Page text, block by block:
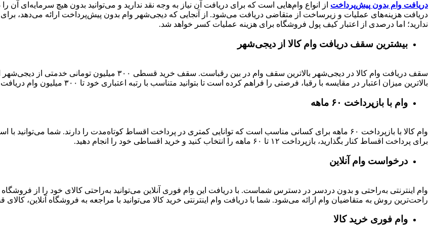
دریافت وام بدون پیش‌پرداخت از انواع وام‌هایی است که برای دریافت آن نیاز به وجه نقد ندارید و می‌توانید بدون هیچ
دریافت هزینه‌های عملیات و زیرساخت از متقاضی دریافت می‌شود. از آنجایی که دیجی‌شهر وام بدون پیش‌پرداخت ارائه می‌دهد،
ندارید؛ اما درصدی از اعتبار کیف پول فروشگاه برای هزینه عملیات کسر خواهد شد.
بیشترین سقف دریافت وام کالا از دیجی‌شهر
سقف دریافت وام کالا در دیجی‌شهر بالاترین سقف وام در بین
بالاترین میزان اعتبار در مقایسه با رقبا، فرصتی را فراهم کرده است تا بتوانید متناسب با رتبه اعتباری خود تا ۳۰۰ میلیون وام دریافت کنید و خرید اعتباری خود را انجام دهید.
وام با بازپرداخت ۶۰ ماهه
وام کالا با بازپرداخت ۶۰ ماهه برای کسانی مناسب است که توانایی کمتری در پرداخت اقساط کوتاه‌مدت را دارند. شما
برای پرداخت اقساط کنار بگذارید، بازپرداخت ۱۲ تا ۶۰ ماهه را انتخاب کنید و خرید اقساطی خود را انجام دهید.
درخواست وام آنلاین
وام اینترنتی به‌راحتی و بدون دردسر در دسترس شماست. با دریافت این وام فوری آنلاین می‌توانید به‌راحتی کالای خود را از
راحت‌ترین روش به متقاضیان وام ارائه می‌شود. شما با دریافت وام اینترنتی خرید کالا می‌توانید با مراجعه به فروشگاه آنلاین،
وام فوری خرید کالا